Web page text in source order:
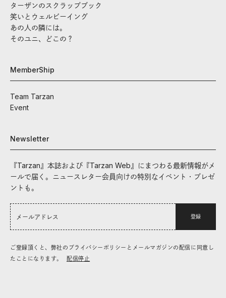
ターザンのスクラップブック
笑いとウェルビーイング
あの人の隣には。
そのユニ、どこの？
MemberShip
Team Tarzan
Event
Newsletter
『Tarzan』本誌および『Tarzan Web』にまつわる最新情報がメ
ールで届く。ニュースレター会員向けの特別なイベント・プレゼ
ントも。
登録
ご登録頂くと、弊社のプライバシーポリシーとメールマガジンの配信に同意し
たことになります。
配信停止